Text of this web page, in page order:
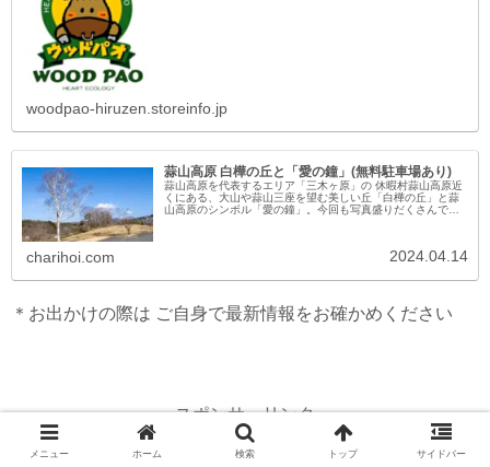
woodpao-hiruzen.storeinfo.jp
蒜山高原 白樺の丘と「愛の鐘」(無料駐車場あり)
蒜山高原を代表するエリア「三木ヶ原」の 休暇村蒜山高原近
くにある、大山や蒜山三座を望む美しい丘「白樺の丘」と蒜
山高原のシンボル「愛の鐘」。今回も写真盛りだくさんでお
charihoi.com 2024.04.14
＊お出かけの際は ご自身で最新情報をお確かめください
スポンサーリンク
メニュー ホーム 検索 トップ サイドバー